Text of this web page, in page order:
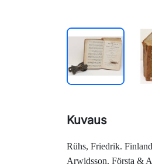
Kuvaus
Rühs, Friedrik.
Arwidsson. Första &